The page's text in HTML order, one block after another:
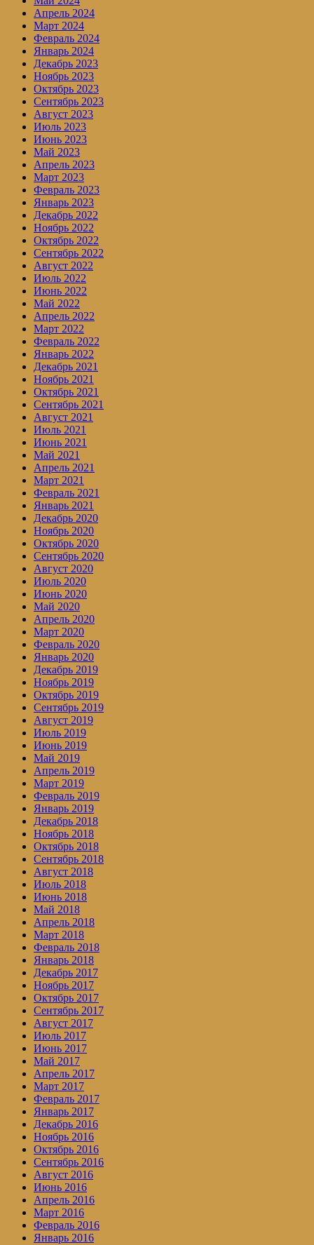
Апрель 2024
Март 2024
Февраль 2024
Январь 2024
Декабрь 2023
Ноябрь 2023
Октябрь 2023
Сентябрь 2023
Август 2023
Июль 2023
Июнь 2023
Май 2023
Апрель 2023
Март 2023
Февраль 2023
Январь 2023
Декабрь 2022
Ноябрь 2022
Октябрь 2022
Сентябрь 2022
Август 2022
Июль 2022
Июнь 2022
Май 2022
Апрель 2022
Март 2022
Февраль 2022
Январь 2022
Декабрь 2021
Ноябрь 2021
Октябрь 2021
Сентябрь 2021
Август 2021
Июль 2021
Июнь 2021
Май 2021
Апрель 2021
Март 2021
Февраль 2021
Январь 2021
Декабрь 2020
Ноябрь 2020
Октябрь 2020
Сентябрь 2020
Август 2020
Июль 2020
Июнь 2020
Май 2020
Апрель 2020
Март 2020
Февраль 2020
Январь 2020
Декабрь 2019
Ноябрь 2019
Октябрь 2019
Сентябрь 2019
Август 2019
Июль 2019
Июнь 2019
Май 2019
Апрель 2019
Март 2019
Февраль 2019
Январь 2019
Декабрь 2018
Ноябрь 2018
Октябрь 2018
Сентябрь 2018
Август 2018
Июль 2018
Июнь 2018
Май 2018
Апрель 2018
Март 2018
Февраль 2018
Январь 2018
Декабрь 2017
Ноябрь 2017
Октябрь 2017
Сентябрь 2017
Август 2017
Июль 2017
Июнь 2017
Май 2017
Апрель 2017
Март 2017
Февраль 2017
Январь 2017
Декабрь 2016
Ноябрь 2016
Октябрь 2016
Сентябрь 2016
Август 2016
Июнь 2016
Апрель 2016
Март 2016
Февраль 2016
Январь 2016